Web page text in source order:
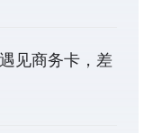
见商务卡，差